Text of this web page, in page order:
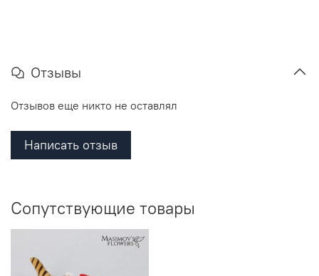
Отзывы
Отзывов еще никто не оставлял
Написать отзыв
Сопутствующие товары